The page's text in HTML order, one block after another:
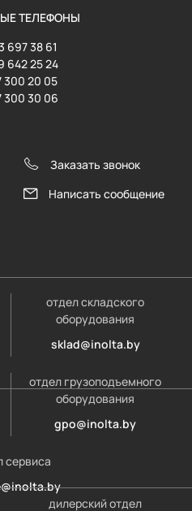
ТЕЛЕФОНЫ
697 38 61
642 25 24
300 20 05
300 30 06
Заказать звонок
Написать сообщение
отдел складского
оборудования
sklad@inolta.by
отдел грузоподъемного
оборудования
gpo@inolta.by
сервиса
дилерский отдел